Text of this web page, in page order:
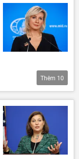
Thêm 10